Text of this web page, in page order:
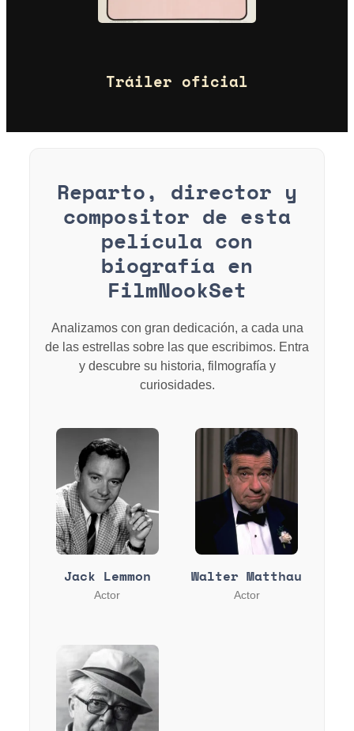
Tráiler oficial
Reparto, director y
compositor de esta
película con
biografía en
FilmNookSet
Analizamos con gran dedicación, a cada una
de las estrellas sobre las que escribimos. Entra
y descubre su historia, filmografía y
curiosidades.
Jack Lemmon
Actor
Walter Matthau
Actor